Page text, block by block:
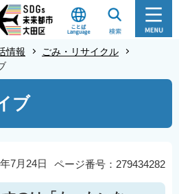
情報
ごみ・リサイクル
ブ
ページ番号：279434282
7月24日